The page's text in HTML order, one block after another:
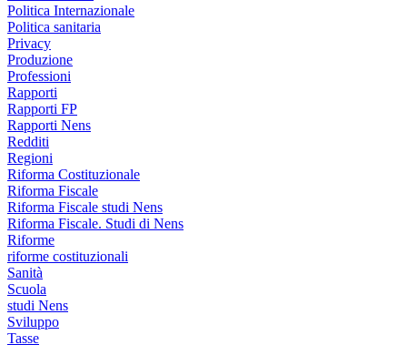
Politica Internazionale
Politica sanitaria
Privacy
Produzione
Professioni
Rapporti
Rapporti FP
Rapporti Nens
Redditi
Regioni
Riforma Costituzionale
Riforma Fiscale
Riforma Fiscale studi Nens
Riforma Fiscale. Studi di Nens
Riforme
riforme costituzionali
Sanità
Scuola
studi Nens
Sviluppo
Tasse